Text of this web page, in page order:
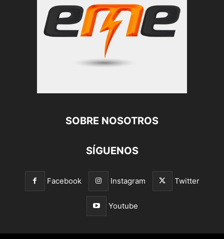
SOBRE NOSOTROS
SÍGUENOS
Facebook Instagram Twitter
Youtube